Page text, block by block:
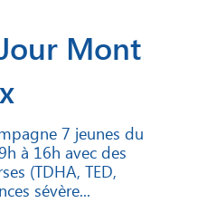
Mont
7 jeunes du
à 16h avec des
(TDHA, TED,
sévère...